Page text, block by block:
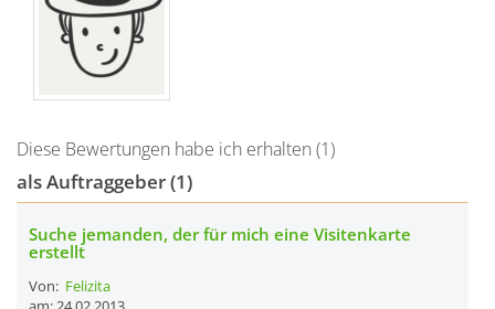
Diese Bewertungen habe ich erhalten (1)
als Auftraggeber (1)
Suche jemanden, der für mich eine Visitenkarte
erstellt
Von: Felizita